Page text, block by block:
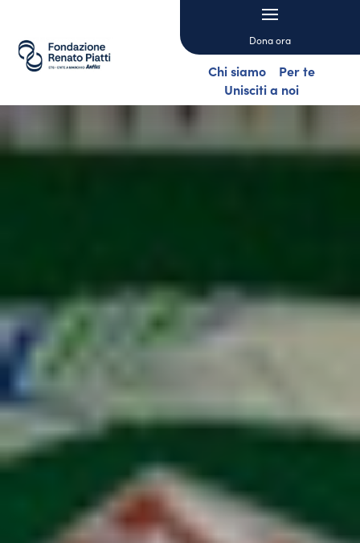
Dona ora
Chi siamo
Per te
Unisciti a noi